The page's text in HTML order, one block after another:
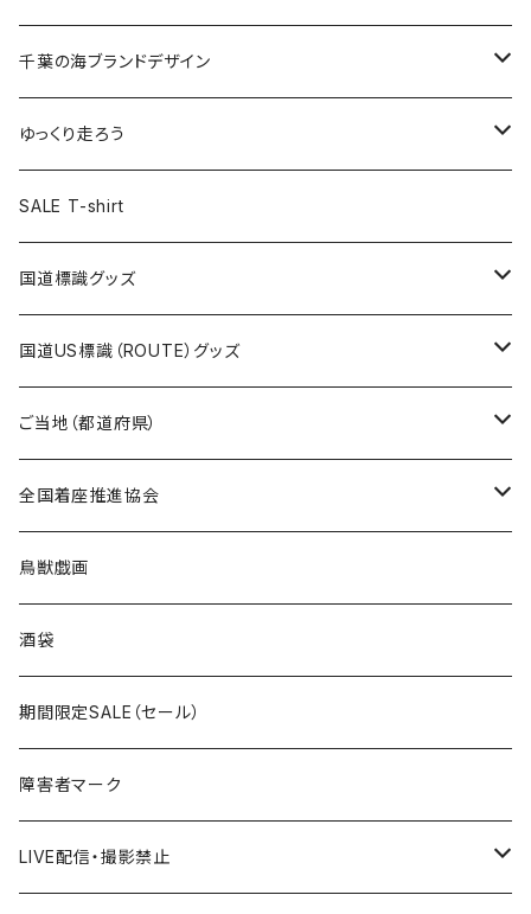
キャップ
トートバッグ
ランチバッグ
エコバッグ
キーホルダー
クリアファイル
缶バッジ
キーホルダー
クリアファイル
缶バッジ54mm
JAGUARさんコラボグッズ
Tシャツ
ステッカー
サコッシュ
ホテルキーホルダー
モーテルキーホルダー
トートバッグ
缶バッジ
クリアファイル
マスク
エコバッグ
千葉ロッテマリーンズコラボ
キャップ
エコバッグ
ステッカー
モーテルキーホルダー
ホテルキーホルダー
トートバッグ
Tシャツ
キャップ
ステッカー
ホテルキーホルダー
千葉の海ブランドデザイン
Tシャツ
キャップ
ステッカー
ゆっくり走ろう
Tシャツ
ステッカー
ホテルキーホルダー
SALE T-shirt
国道標識グッズ
ステッカー
国道0～99号線
国道100～199号線
国道600～699号線
国道700～799号線
Tシャツ
キャップ
国道US標識（ROUTE）グッズ
ステッカー
ROUTE 0～99号線
ROUTE100～199号線
ROUTE600～699号線
Tシャツ
ROUTE 0～99号線
ROUTE 100～199号線
キャップ
ROUTE 0～99号線
ROUTE 100～199号線
ご当地（都道府県）
北海道
青森県
岩手県
宮城県
秋田県
Tシャツ
山形県
全国着座推進協会
ステッカー
鳥獣戯画
酒袋
期間限定SALE（セール）
障害者マーク
LIVE配信・撮影禁止